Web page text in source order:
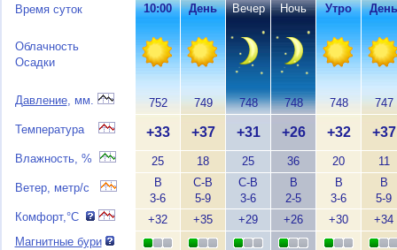
Время суток
Облачность
Осадки
Давление, мм.
Температура
Влажность, %
Ветер, метр/с
Комфорт,°C
Магнитные бури
10:00
752
+33
25
В
3-6
+32
День
749
+37
18
С-В
5-9
+35
Вечер
748
+31
25
С-В
3-6
+29
Ночь
748
+26
36
В
2-5
+26
Утро
748
+32
20
В
3-6
+30
День
747
+37
11
В
5-9
+34